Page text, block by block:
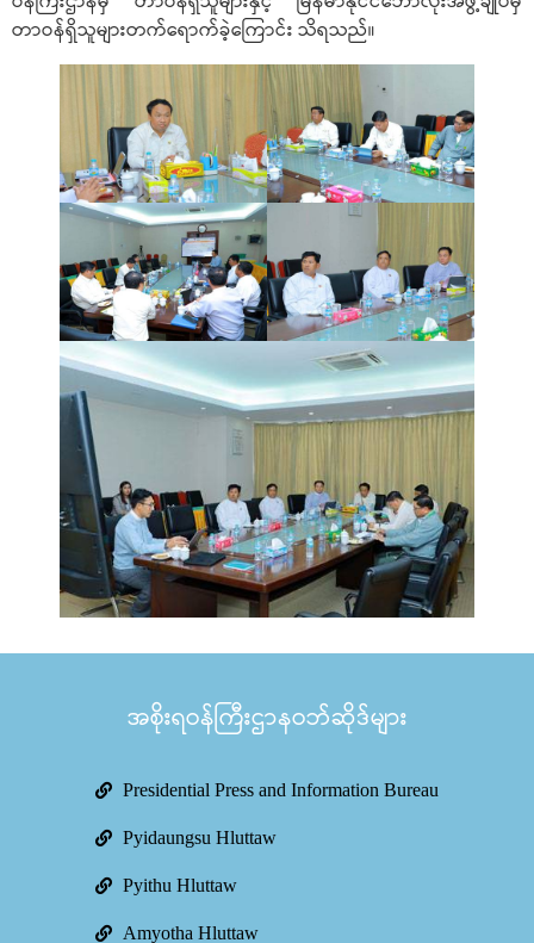
တာဝန်ရှိသူများတက်ရောက်ခဲ့ကြောင်း သိရသည်။
အစိုးရဝန်ကြီးဌာနဝဘ်ဆိုဒ်များ
Presidential Press and Information Bureau
Pyidaungsu Hluttaw
Pyithu Hluttaw
Amyotha Hluttaw